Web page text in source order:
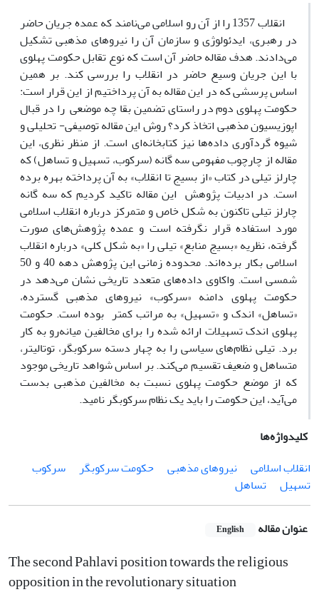
انقلاب 1357 را از آن رو اسلامی می‌نامند که عمده جریان حاضر
در رهبری، ایدئولوژی و سازمان آن را نیروهای مذهبی تشکیل
می‌دادند. هدف مقاله حاضر آن است که نوع تقابل حکومت پهلوی
با این جریان وسیع حاضر در انقلاب را بررسی کند. بر همین
اساس پرسشی که در این مقاله به آن پرداختیم از این قرار است:
حکومت پهلوی دوم در راستای تضمین بقا چه موضعی را در قبال
اپوزیسیون مذهبی اتخاذ کرد؟ روش این مقاله توصیفی- تحلیلی و
شیوه گردآوری داده‌ها نیز کتابخانه‌ای است. از منظر نظری، این
مقاله از چارچوب مفهومی سه گانه (سرکوب، تسهیل و تساهل) که
چارلز تیلی در کتاب «از بسیج تا انقلاب» به آن پرداخته بهره برده
است. در ادبیات پژوهش این مقاله تاکید کردیم که سه گانه
چارلز تیلی تاکنون به شکل خاص و متمرکز درباره انقلاب اسلامی
مورد استفاده قرار نگرفته است و عمده پژوهش‌های صورت
گرفته، نظریه «بسیج منابع» تیلی را «به شکل کلی» درباره انقلاب
اسلامی بکار برده‌اند. محدوده زمانی این پژوهش دهه 40 و 50
شمسی است. واکاوی داده‌های متعدد تاریخی نشان می‌دهد در
حکومت پهلوی دامنه «سرکوب» نیروهای مذهبی گسترده،
«تساهل» اندک و «تسهیل» به مراتب کمتر بوده است. حکومت
پهلوی اندک تسهیلات ارائه شده را برای مخالفین میانه‌رو به کار
برد. تیلی نظام‌های سیاسی را به چهار دسته سرکوبگر، توتالیتر،
متساهل و ضعیف تقسیم می‌کند. بر اساس شواهد تاریخی موجود
که از موضع حکومت پهلوی نسبت به مخالفین مذهبی بدست
می‌آید، این حکومت را باید یک نظام سرکوبگر نامید.
کلیدواژه‌ها
انقلاب اسلامی
نیروهای مذهبی حکومت سرکوبگر
سرکوب
تسهیل
تساهل
عنوان مقاله English
The second Pahlavi position towards the religious
opposition in the revolutionary situation